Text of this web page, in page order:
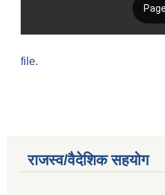
file.
राजस्व/वैदेशिक सहयोग